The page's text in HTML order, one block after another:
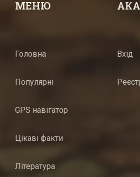
МЕНЮ
Головна
Популярні
GPS навігатор
Цікаві факти
Література
Вхід